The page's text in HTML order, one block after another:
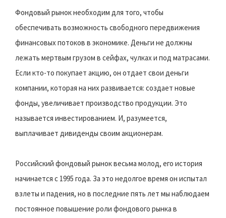
Фондовый рынок необходим для того, чтобы
обеспечивать возможность свободного передвижения
финансовых потоков в экономике. Деньги не должны
лежать мертвым грузом в сейфах, чулках и под матрасами.
Если кто-то покупает акцию, он отдает свои деньги
компании, которая на них развивается: создает новые
фонды, увеличивает производство продукции. Это
называется инвестированием. И, разумеется,
выплачивает дивиденды своим акционерам.
Российский фондовый рынок весьма молод, его история
начинается с 1995 года. За это недолгое время он испытал
взлеты и падения, но в последние пять лет мы наблюдаем
постоянное повышение роли фондового рынка в